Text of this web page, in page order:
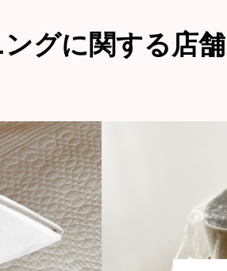
グに関する店